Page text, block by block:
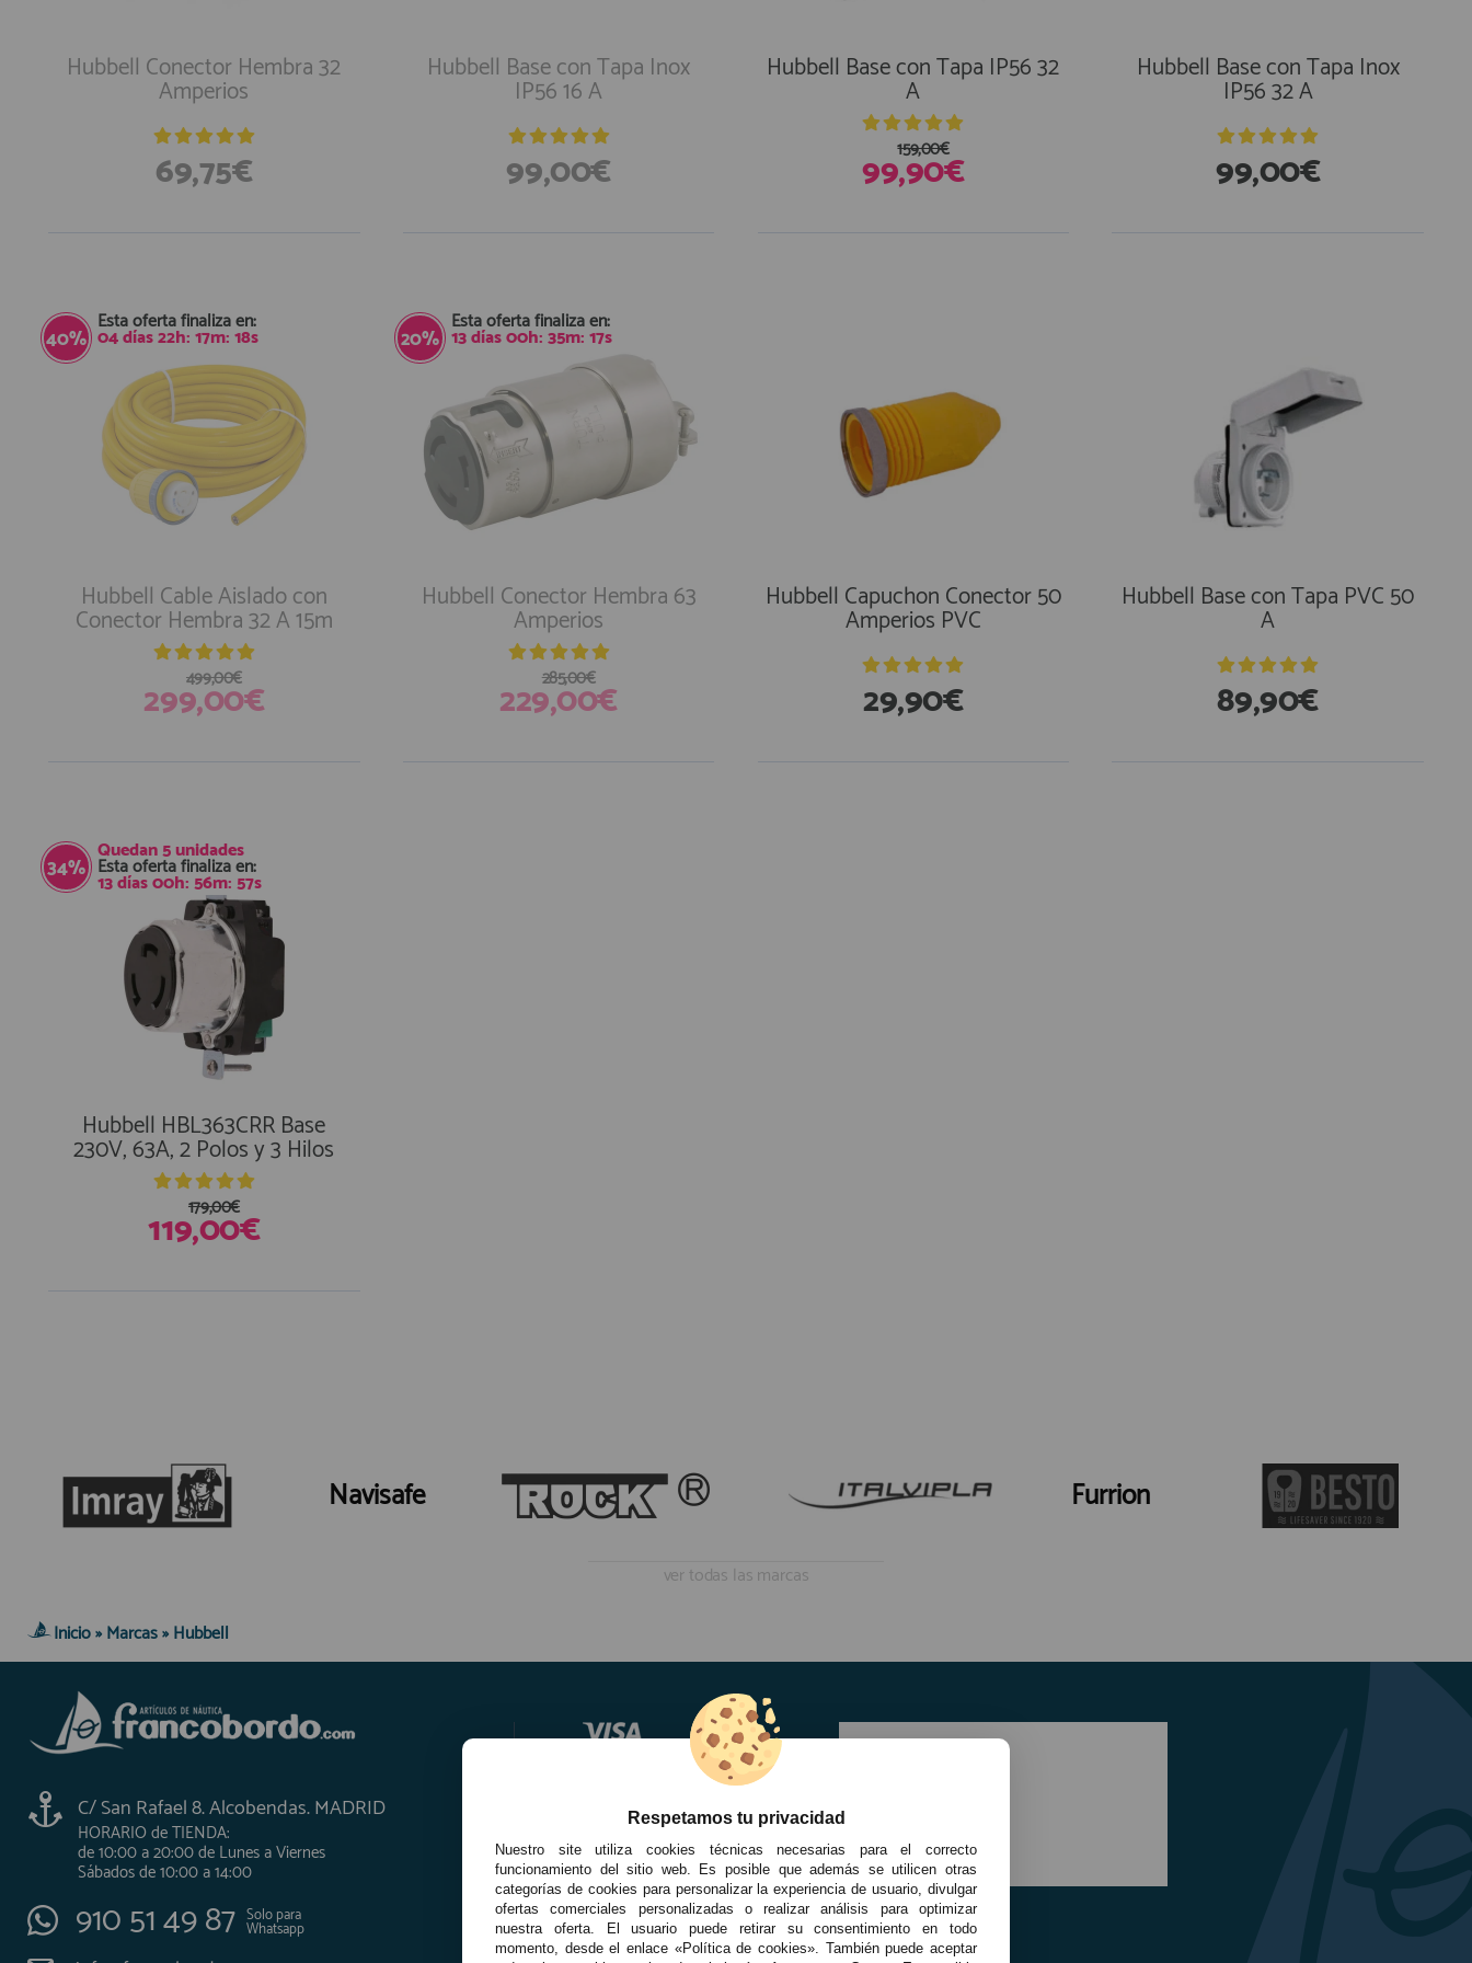
AFILIADOS
INFORMACION
910 51 49 87 Whatsapp
info@francobordo.com
Hubbell Conector Hembra 32
Amperios
69,75€
Hubbell Base con Tapa Inox
IP56 16 A
99,00€
Hubbell Base con Tapa IP56 32
A
99,90€
159,00€
Hubbell Base con Tapa Inox
IP56 32 A
99,00€
40%
Esta oferta finaliza en:
04días22h:17m:17s
Hubbell Cable Aislado con
Conector Hembra 32 A 15m
299,00€
499,00€
20%
Esta oferta finaliza en:
13días00h:35m:16s
Hubbell Conector Hembra 63
Amperios
229,00€
285,00€
Hubbell Capuchon Conector 50
Amperios PVC
29,90€
Hubbell Base con Tapa PVC 50
A
89,90€
34%
Quedan5unidades
Esta oferta finaliza en:
13días00h:56m:56s
Hubbell HBL363CRR Base
230V, 63A, 2 Polos y 3 Hilos
119,00€
179,00€
Navisafe Furrion
ver todas las marcas
Inicio» Marcas» Hubbell
C/ San Rafael 8. Alcobendas. MADRID
HORARIO de TIENDA:
de 10:00 a 20:00 de Lunes a Viernes
Sábados de 10:00 a 14:00
910 51 49 87 Solo para
Whatsapp
Respetamos tu privacidad
Nuestro site utiliza cookies técnicas necesarias para el correcto
funcionamiento del sitio web. Es posible que además se utilicen otras
categorías de cookies para personalizar la experiencia de usuario, divulgar
ofertas comerciales personalizadas o realizar análisis para optimizar
nuestra oferta. El usuario puede retirar su consentimiento en todo
momento, desde el enlace «Política de cookies». También puede aceptar